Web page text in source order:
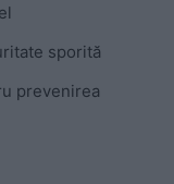
sporită
prevenirea